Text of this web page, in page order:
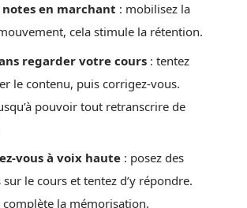
notes en marchant : mobilisez la
cela stimule la rétention.
regarder votre cours : tentez
le contenu, puis corrigez-vous.
pouvoir tout retranscrire de
vous à voix haute : posez des
le cours et tentez d’y répondre.
complète la mémorisation.